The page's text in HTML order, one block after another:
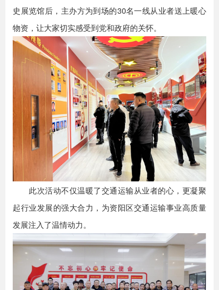
史展览馆后，主办方为到场的30名一线从业者送上暖心
物资，让大家切实感受到党和政府的关怀。
此次活动不仅温暖了交通运输从业者的心，更凝聚
起行业发展的强大合力，为资阳区交通运输事业高质量
发展注入了温情动力。